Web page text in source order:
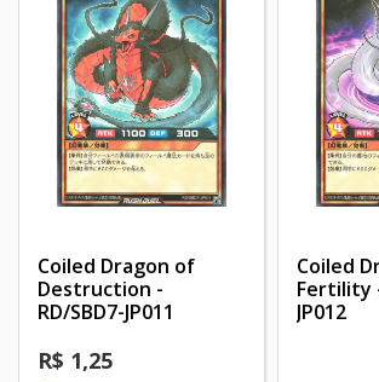
Coiled Dragon of
Destruction -
RD/SBD7-JP011
R$ 1,25
Coiled
Fertility
JP012